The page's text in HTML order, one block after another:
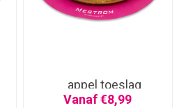
appel toeslag
Vanaf €8,99